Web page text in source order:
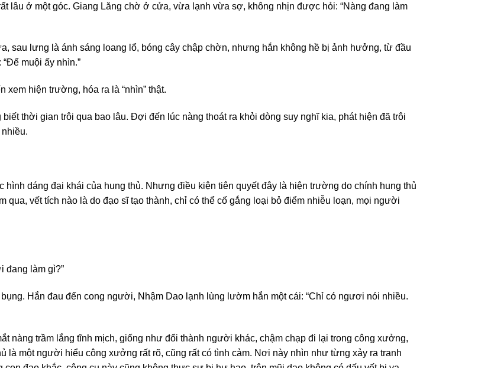
lâu ở một góc. Giang Lăng chờ ở cửa, vừa lạnh vừa sợ, không nhịn được hỏi: “Nàng đang làm
sau lưng là ánh sáng loang lổ, bóng cây chập chờn, nhưng hắn không hề bị ảnh hưởng, từ đầu
muội ấy nhìn.”
hiện trường, hóa ra là “nhìn” thật.
thời gian trôi qua bao lâu. Đợi đến lúc nàng thoát ra khỏi dòng suy nghĩ kia, phát hiện đã trôi
dáng đại khái của hung thủ. Nhưng điều kiện tiên quyết đây là hiện trường do chính hung thủ
vết tích nào là do đạo sĩ tạo thành, chỉ có thể cố gắng loại bỏ điểm nhiễu loạn, mọi người
đang làm gì?”
Hắn đau đến cong người, Nhậm Dao lạnh lùng lườm hắn một cái: “Chỉ có ngươi nói nhiều.
nàng trầm lắng tĩnh mịch, giống như đổi thành người khác, chậm chạp đi lại trong công xưởng,
là một người hiểu công xưởng rất rõ, cũng rất có tình cảm. Nơi này nhìn như từng xảy ra tranh